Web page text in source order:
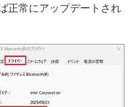
用いて、VAIOまたは第
行為を行ってはならな
付されている商標また
こと、または覆い隠す
許諾ソフトウェアが自
正常にアップデートされ